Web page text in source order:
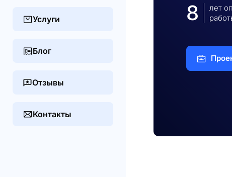
Услуги
Блог
Отзывы
Контакты
8
лет